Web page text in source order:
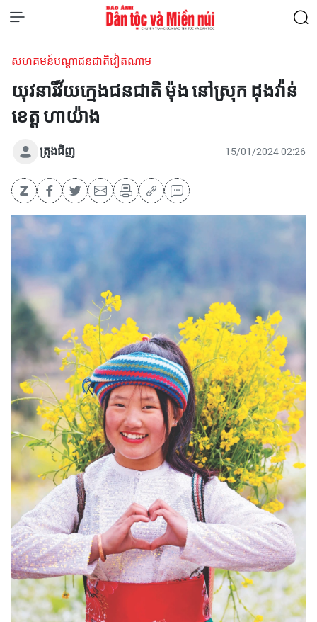
សហគមន៍បណ្តាជនជាតិវៀតណាម
យុវនារីវ័យក្មេងជនជាតិ ម៉ុង នៅស្រុក ដុងវ៉ាន់
ខេត្ត ហាយ៉ាង
ត្រុងជិញ 15/01/2024 02:26